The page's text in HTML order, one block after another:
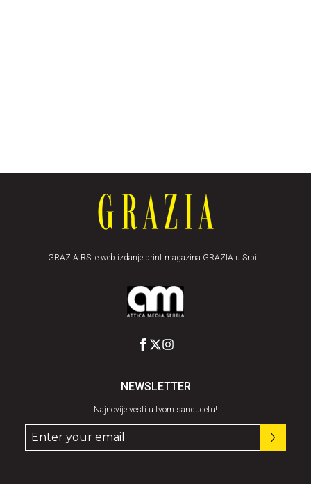
GRAZIA.RS je web izdanje print magazina GRAZIA u Srbiji.
NEWSLETTER
Najnovije vesti u tvom sanducetu!